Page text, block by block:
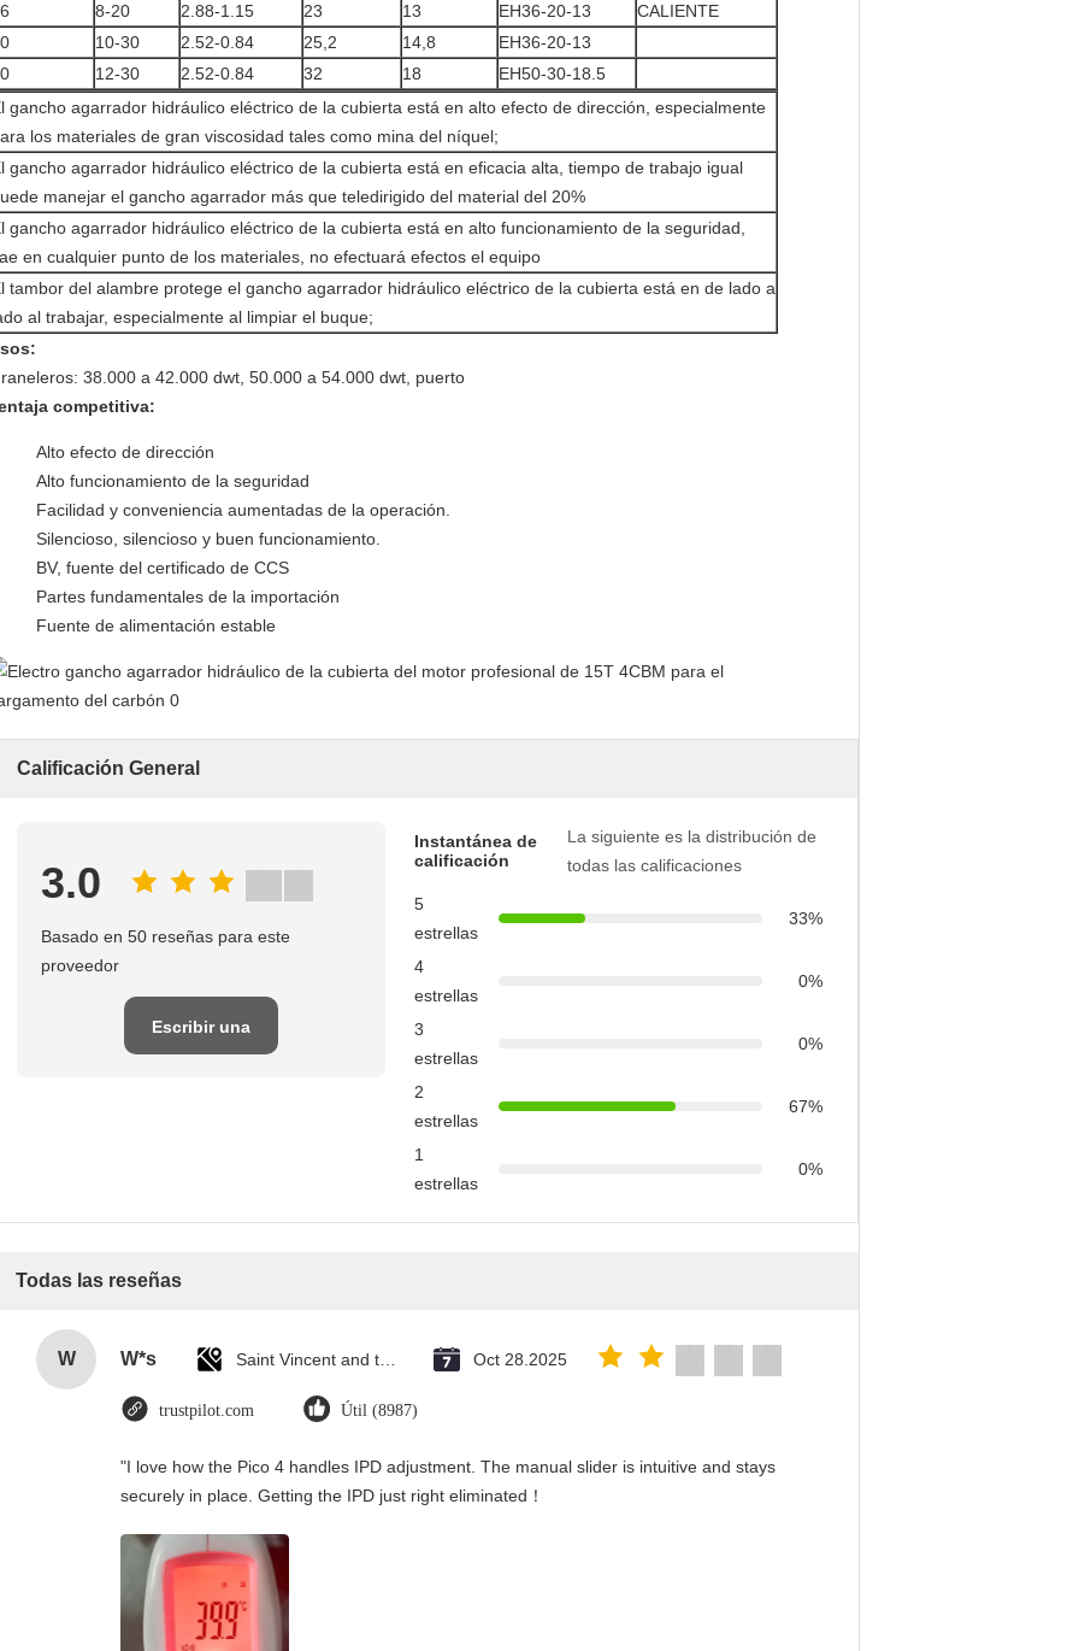
8-20 2.88-1.15 23 13 EH36-20-13
CALIENTE
10-30 2.52-0.84 25,2 14,8
EH36-20-13
12-30 2.52-0.84 32 18
EH50-30-18.5
gancho agarrador hidráulico eléctrico de la cubierta está en alto efecto de dirección, especialmente
los materiales de gran viscosidad tales como mina del níquel;
gancho agarrador hidráulico eléctrico de la cubierta está en eficacia alta, tiempo de trabajo igual
manejar el gancho agarrador más que teledirigido del material del 20%
gancho agarrador hidráulico eléctrico de la cubierta está en alto funcionamiento de la seguridad,
en cualquier punto de los materiales, no efectuará efectos el equipo
tambor del alambre protege el gancho agarrador hidráulico eléctrico de la cubierta está en de lado a
al trabajar, especialmente al limpiar el buque;
38.000 a 42.000 dwt, 50.000 a 54.000 dwt, puerto
competitiva:
Alto efecto de dirección
Alto funcionamiento de la seguridad
Facilidad y conveniencia aumentadas de la operación.
Silencioso, silencioso y buen funcionamiento.
BV, fuente del certificado de CCS
Partes fundamentales de la importación
Fuente de alimentación estable
Calificación General
3.0
Basado en 50 reseñas para este
proveedor
Escribir una
Instantánea de
calificación
La siguiente es la distribución de
todas las calificaciones
5
estrellas
33%
4
estrellas
0%
3
estrellas
0%
2
estrellas
67%
1
estrellas
0%
Todas las reseñas
W W*s Oct 28.2025
trustpilot.com Útil (8987)
"I love how the Pico 4 handles IPD adjustment. The manual slider is intuitive and stays
securely in place. Getting the IPD just right eliminated！